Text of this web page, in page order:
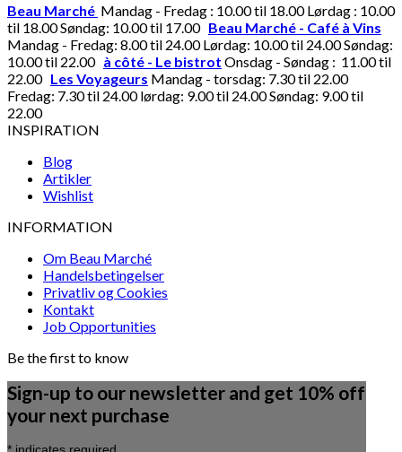
Beau Marché Mandag - Fredag : 10.00 til 18.00 Lørdag : 10.00
til 18.00 Søndag: 10.00 til 17.00 Beau Marché - Café à Vins
Mandag - Fredag: 8.00 til 24.00 Lørdag: 10.00 til 24.00 Søndag:
10.00 til 22.00 à côté - Le bistrot Onsdag - Søndag : 11.00 til
22.00 Les Voyageurs Mandag - torsdag: 7.30 til 22.00
Fredag: 7.30 til 24.00 lørdag: 9.00 til 24.00 Søndag: 9.00 til
22.00
INSPIRATION
Blog
Artikler
Wishlist
INFORMATION
Om Beau Marché
Handelsbetingelser
Privatliv og Cookies
Kontakt
Job Opportunities
Be the first to know
Sign-up to our newsletter and get 10% off
your next purchase
* indicates required